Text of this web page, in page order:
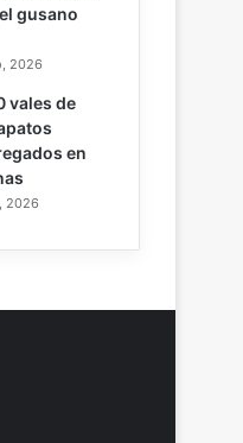
gusano
2026
vales de
en
2026